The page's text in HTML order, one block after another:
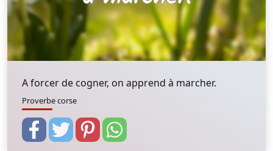
A forcer de cogner, on apprend à marcher.
Proverbe corse